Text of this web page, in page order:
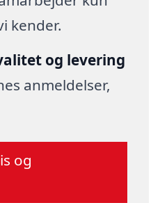
kender.
og levering
anmeldelser,
og